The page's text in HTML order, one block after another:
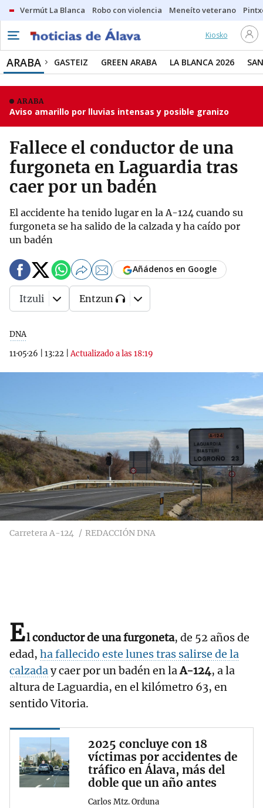
Vermút La Blanca Robo con violencia Meneíto veterano
Kiosko
ARABA GASTEIZ GREEN ARABA LA BLANCA 2026
ARABA
Aviso amarillo por lluvias intensas y posible granizo
Fallece el conductor de una
furgoneta en Laguardia tras
caer por un badén
El accidente ha tenido lugar en la A-124 cuando su
furgoneta se ha salido de la calzada y ha caído por
un badén
DNA
11·05·26
13:22 |Actualizado a las 18:19
Añádenos en Google
Itzuli Entzun
Carretera A-124 REDACCIÓN DNA
El conductor de una furgoneta, de 52 años de
edad, ha fallecido este lunes tras salirse de la
calzaday caer por un badén en laA-124, a la
altura de Laguardia, en el kilómetro 63, en
sentido Vitoria.
2025 concluye con 18
víctimas por accidentes de
tráfico en Álava, más del
doble que un año antes
Carlos Mtz. Orduna